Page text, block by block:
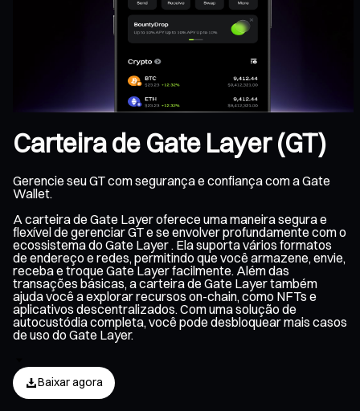
Carteira de Gate Layer (GT)
Gerencie seu GT com segurança e confiança com a Gate
Wallet.
A carteira de Gate Layer oferece uma maneira segura e
flexível de gerenciar GT e se envolver profundamente com o
ecossistema do Gate Layer . Ela suporta vários formatos
de endereço e redes, permitindo que você armazene, envie,
receba e troque Gate Layer facilmente. Além das
transações básicas, a carteira de Gate Layer também
ajuda você a explorar recursos on-chain, como NFTs e
aplicativos descentralizados. Com uma solução de
autocustódia completa, você pode desbloquear mais casos
de uso do Gate Layer.
Baixar agora